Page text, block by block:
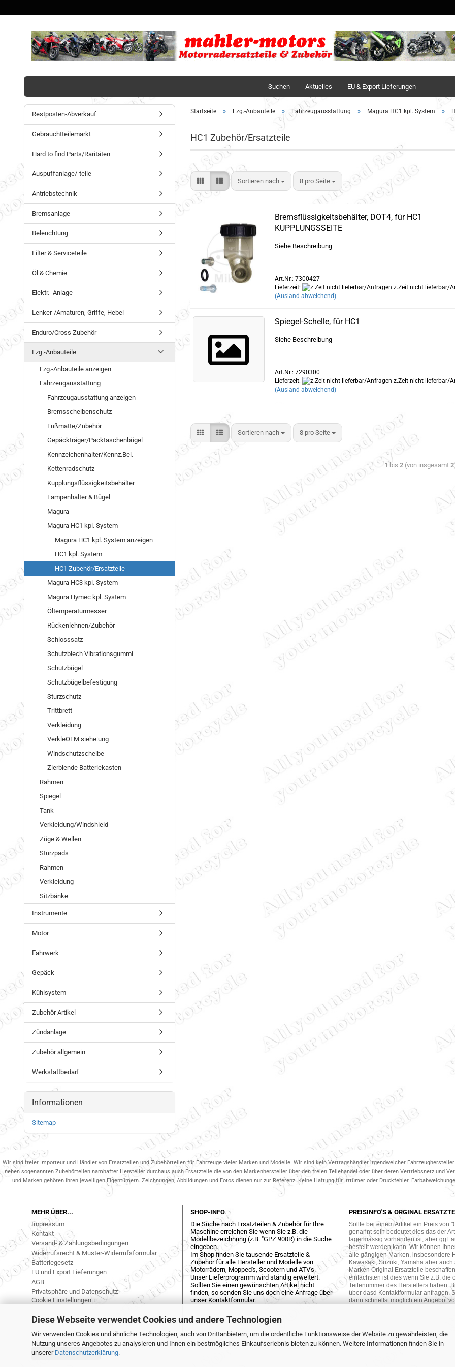
Diese Webseite verwendet Cookies und andere Technologien
Wir verwenden Cookies und ähnliche Technologien, auch von Drittanbietern, um die ordentliche Funktionsweise der Website zu gewährleisten, die
Nutzung unseres Angebotes zu analysieren und Ihnen ein bestmögliches Einkaufserlebnis bieten zu können. Weitere Informationen finden Sie in
unserer Datenschutzerklärung.
Sprache
Suchen Aktuelles EU & Export Lieferungen
Startseite » Fzg.-Anbauteile » Fahrzeugausstattung » Magura HC1 kpl. System »
HC1 Zubehör/Ersatzteile
Sortieren nach 8 pro Seite
Bremsflüssigkeitsbehälter, DOT4, für HC1
KUPPLUNGSSEITE
Siehe Beschreibung
Art.Nr.: 7300427
Lieferzeit:
z.Zeit nicht lieferbar/
(Ausland abweichend)
Spiegel-Schelle, für HC1
Siehe Beschreibung
Art.Nr.: 7290300
Lieferzeit:
z.Zeit nicht lieferbar/
(Ausland abweichend)
Sortieren nach 8 pro Seite
1 bis2 (von insgesamt2
Restposten-Abverkauf
Gebrauchtteilemarkt
Hard to find Parts/Raritäten
Auspuffanlage/-teile
Antriebstechnik
Bremsanlage
Beleuchtung
Filter & Serviceteile
Öl & Chemie
Elektr.- Anlage
Lenker-/Amaturen, Griffe, Hebel
Enduro/Cross Zubehör
Fzg.-Anbauteile
Fzg.-Anbauteile anzeigen
Fahrzeugausstattung
Fahrzeugausstattung anzeigen
Bremsscheibenschutz
Fußmatte/Zubehör
Gepäckträger/Packtaschenbügel
Kennzeichenhalter/Kennz.Bel.
Kettenradschutz
Kupplungsflüssigkeitsbehälter
Lampenhalter & Bügel
Magura
Magura HC1 kpl. System
Magura HC1 kpl. System anzeigen
HC1 kpl. System
HC1 Zubehör/Ersatzteile
Magura HC3 kpl. System
Magura Hymec kpl. System
Öltemperaturmesser
Rückenlehnen/Zubehör
Schlosssatz
Schutzblech Vibrationsgummi
Schutzbügel
Schutzbügelbefestigung
Sturzschutz
Trittbrett
Verkleidung
VerkleOEM siehe:ung
Windschutzscheibe
Zierblende Batteriekasten
Rahmen
Spiegel
Tank
Verkleidung/Windshield
Züge & Wellen
Sturzpads
Rahmen
Verkleidung
Sitzbänke
Instrumente
Motor
Fahrwerk
Gepäck
Kühlsystem
Zubehör Artikel
Zündanlage
Zubehör allgemein
Werkstattbedarf
Informationen
Sitemap
Wir sind freier Importeur und Händler von Ersatzteilen und Zubehörteilen für Fahrzeuge vieler Marken und Modelle. Wir sind kein Vertragshändler irgendwelcher
neben sogenannten Zubehörteilen namhafter Hersteller durchaus auch Ersatzteile die von den Markenhersteller über den freien Teilehandel oder über deren Vertriebsnetz und
und Marken gehören ihren jeweiligen Eigentümern. Zeichnungen, Abbildungen und Fotos dienen nur zur Referenz. Keine Haftung für Irrtümer oder Druckfehler.
MEHR ÜBER...
Impressum
Kontakt
Versand- & Zahlungsbedingungen
Widerrufsrecht & Muster-Widerrufsformular
Batteriegesetz
EU und Export Lieferungen
AGB
Privatsphäre und Datenschutz
Cookie Einstellungen
SHOP-INFO
Die Suche nach Ersatzteilen & Zubehör für Ihre
Maschine erreichen Sie wenn Sie z.B. die
Modellbezeichnung (z.B. "GPZ 900R) in die Suche
eingeben.
Im Shop finden Sie tausende Ersatzteile &
Zubehör für alle Hersteller und Modelle von
Motorrädern, Mopped's, Scootern und ATV's.
Unser Lieferprogramm wird ständig erweitert.
Sollten Sie einen gewünschten Artikel nicht
finden, so senden Sie uns doch eine Anfrage über
unser Kontaktformular.
PREISINFO'S & ORGINAL
Sollte bei einem Artikel ein Preis von
genannt sein bedeutet dies das der
lagermässig vorhanden ist, aber ggf.
bestellt werden kann. Wir können
alle gängigen Marken, insbesondere
Kawasaki, Suzuki, Yamaha aber auch
Marken Original Ersatzteile
einfachsten ist dies wenn Sie z.B. die
Teilenummer des Herstellers haben.
über dasd Kontaktformular anfragen.
dann schnellst möglich ein Angebot
Vertrag widerrufen